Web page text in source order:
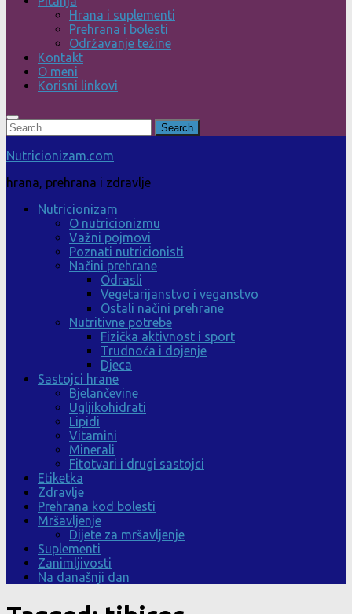
Hrana i suplementi
Prehrana i bolesti
Održavanje težine
Kontakt
O meni
Korisni linkovi
Search
for:
Nutricionizam.com
hrana, prehrana i zdravlje
Nutricionizam
O nutricionizmu
Važni pojmovi
Poznati nutricionisti
Načini prehrane
Odrasli
Vegetarijanstvo i veganstvo
Ostali načini prehrane
Nutritivne potrebe
Fizička aktivnost i sport
Trudnoća i dojenje
Djeca
Sastojci hrane
Bjelančevine
Ugljikohidrati
Lipidi
Vitamini
Minerali
Fitotvari i drugi sastojci
Etiketka
Zdravlje
Prehrana kod bolesti
Mršavljenje
Dijete za mršavljenje
Suplementi
Zanimljivosti
Na današnji dan